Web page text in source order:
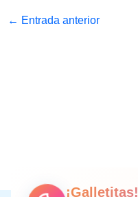
← Entrada anterior
¡Galletitas!